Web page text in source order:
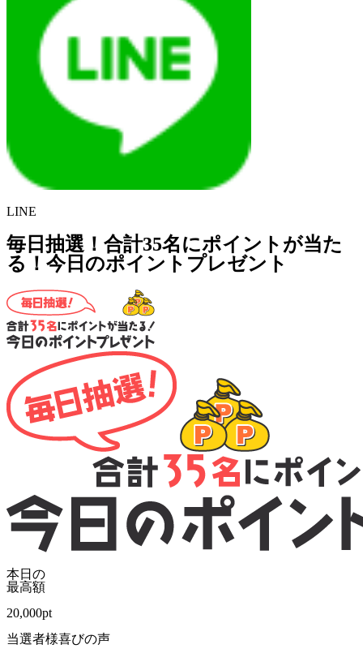
LINE
毎日抽選！合計35名にポイントが当た
る！今日のポイントプレゼント
本日の
最高額
20,000pt
当選者様喜びの声